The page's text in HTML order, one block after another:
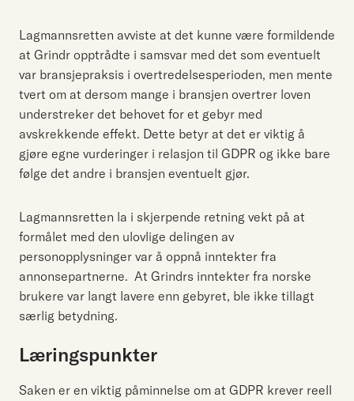
Lagmannsretten avviste at det kunne være formildende
at Grindr opptrådte i samsvar med det som eventuelt
var bransjepraksis i overtredelsesperioden, men mente
tvert om at dersom mange i bransjen overtrer loven
understreker det behovet for et gebyr med
avskrekkende effekt. Dette betyr at det er viktig å
gjøre egne vurderinger i relasjon til GDPR og ikke bare
følge det andre i bransjen eventuelt gjør.
Lagmannsretten la i skjerpende retning vekt på at
formålet med den ulovlige delingen av
personopplysninger var å oppnå inntekter fra
annonsepartnerne. At Grindrs inntekter fra norske
brukere var langt lavere enn gebyret, ble ikke tillagt
særlig betydning.
Læringspunkter
Saken er en viktig påminnelse om at GDPR krever reell